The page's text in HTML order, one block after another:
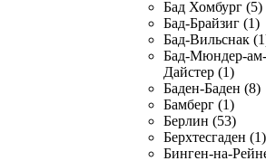
Бад Хомбург (5)
Бад-Брайзиг (1)
Бад-Вильснак
Бад-Мюндер-ам-
Дайстер (1)
Баден-Баден (8)
Бамберг (1)
Берлин (53)
Берхтесгаден (1)
Бинген-на-